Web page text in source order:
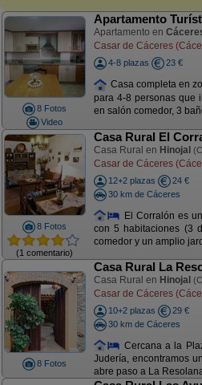
8 Fotos
Video
Apartamento
Apartamento en
Casar de Cáceres
4-8 plazas 23 €
Casa completa en
para 4-8 personas que
en salón comedor, 3
8 Fotos
(1 comentario)
Casa Rural El
Casa Rural en Hinojal
Casar de Cáceres
12+2 plazas
24 €
30 km de Cáceres
El Corralón es
con 5 habitaciones (3
comedor y un amplio
8 Fotos
Casa Rural La
Casa Rural en Hinojal
Casar de Cáceres
10+2 plazas
29 €
30 km de Cáceres
Cercana a la
Judería, encontramos
abre paso a La